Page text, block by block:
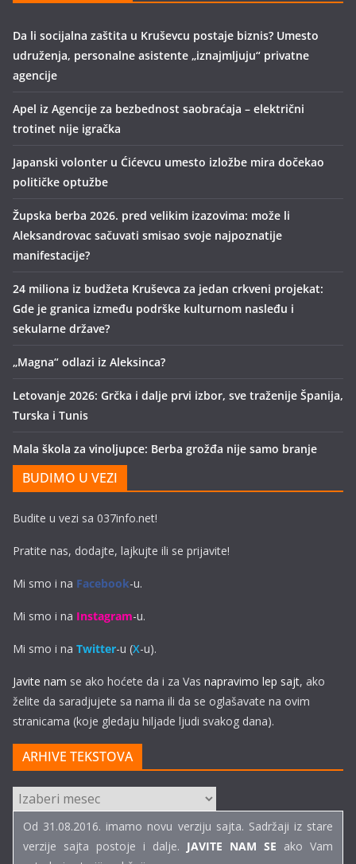
Da li socijalna zaštita u Kruševcu postaje biznis? Umesto
udruženja, personalne asistente „iznajmljuju“ privatne
agencije
Apel iz Agencije za bezbednost saobraćaja – električni
trotinet nije igračka
Japanski volonter u Ćićevcu umesto izložbe mira dočekao
političke optužbe
Župska berba 2026. pred velikim izazovima: može li
Aleksandrovac sačuvati smisao svoje najpoznatije
manifestacije?
24 miliona iz budžeta Kruševca za jedan crkveni projekat:
Gde je granica između podrške kulturnom nasleđu i
sekularne države?
„Magna“ odlazi iz Aleksinca?
Letovanje 2026: Grčka i dalje prvi izbor, sve traženije Španija,
Turska i Tunis
Mala škola za vinoljupce: Berba grožđa nije samo branje
BUDIMO U VEZI
Budite u vezi sa 037info.net!
Pratite nas, dodajte, lajkujte ili se prijavite!
Mi smo i na Facebook-u.
Mi smo i na Instagram-u.
Mi smo i na Twitter-u (X-u).
Javite nam se ako hoćete da i za Vas napravimo lep sajt, ako
želite da saradjujete sa nama ili da se oglašavate na ovim
stranicama (koje gledaju hiljade ljudi svakog dana).
ARHIVE TEKSTOVA
ARHIVE
TEKSTOVA
Od 31.08.2016. imamo novu verziju sajta. Sadržaji iz stare
verzije sajta postoje i dalje. JAVITE NAM SE ako Vam